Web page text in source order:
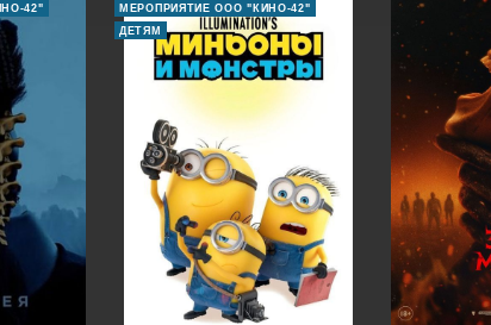
42"
МЕРОПРИЯТИЕ ООО "КИНО-42"
ДЕТЯМ